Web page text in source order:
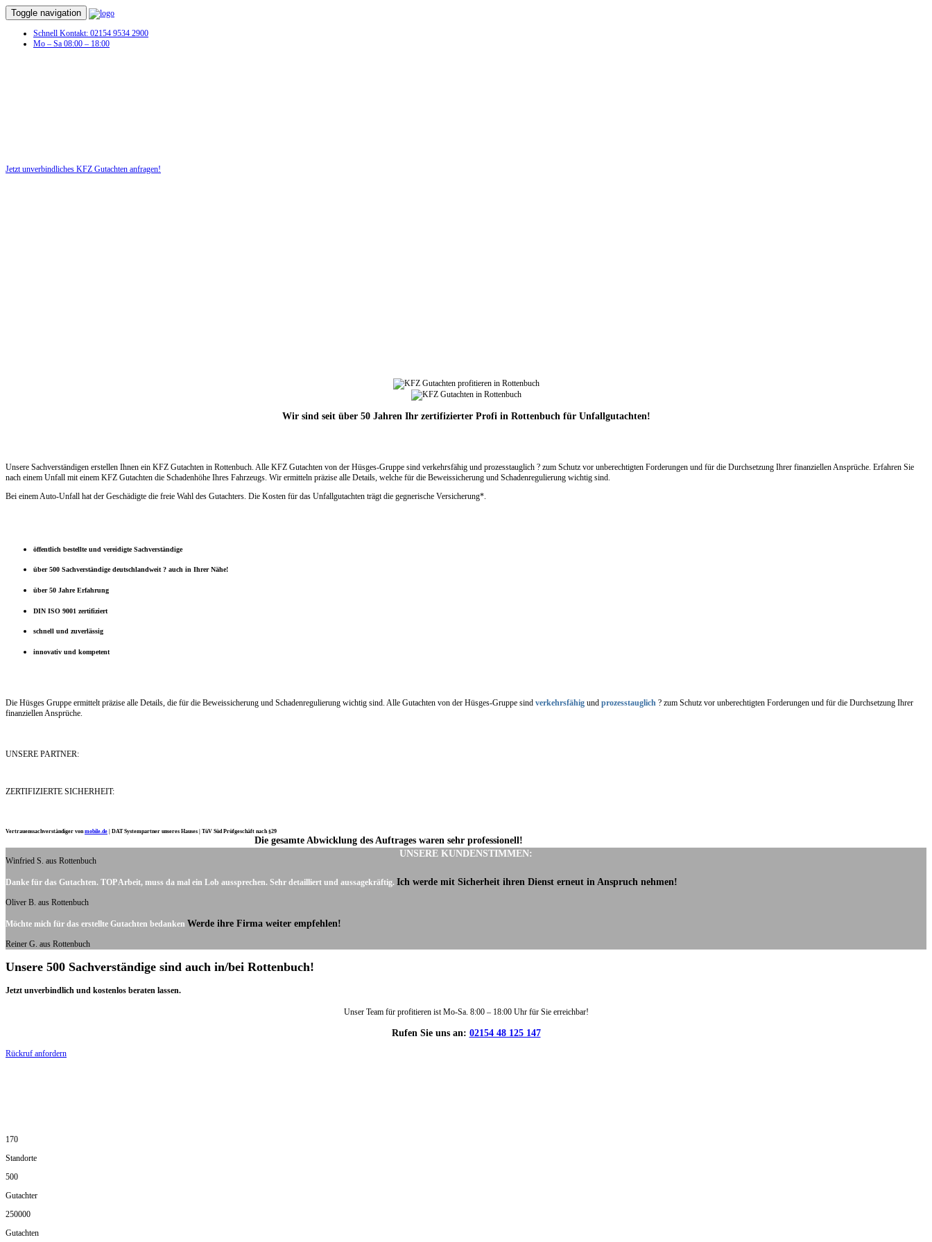
Toggle navigation
Schnell Kontakt: 02154 9534 2900
Mo – Sa 08:00 – 18:00
Jetzt unverbindliches KFZ Gutachten anfragen!
Wir sind seit über 50 Jahren Ihr zertifizierter Profi in Rottenbuch für Unfallgutachten!
Unsere Sachverständigen erstellen Ihnen ein KFZ Gutachten in Rottenbuch. Alle KFZ Gutachten von der Hüsges-Gruppe sind verkehrsfähig und prozesstauglich ? zum Schutz vor unberechtigten Forderungen und für die Durchsetzung Ihrer finanziellen Ansprüche. Erfahren Sie
nach einem Unfall mit einem KFZ Gutachten die Schadenhöhe Ihres Fahrzeugs. Wir ermitteln präzise alle Details, welche für die Beweissicherung und Schadenregulierung wichtig sind.
Bei einem Auto-Unfall hat der Geschädigte die freie Wahl des Gutachters. Die Kosten für das Unfallgutachten trägt die gegnerische Versicherung*.
öffentlich bestellte und vereidigte Sachverständige
über 500 Sachverständige deutschlandweit ? auch in Ihrer Nähe!
über 50 Jahre Erfahrung
DIN ISO 9001 zertifiziert
schnell und zuverlässig
innovativ und kompetent
Die Hüsges Gruppe ermittelt präzise alle Details, die für die Beweissicherung und Schadenregulierung wichtig sind. Alle Gutachten von der Hüsges-Gruppe sind verkehrsfähig und prozesstauglich ? zum Schutz vor unberechtigten Forderungen und für die Durchsetzung Ihrer
finanziellen Ansprüche.
UNSERE PARTNER:
ZERTIFIZIERTE SICHERHEIT:
Vertrauenssachverständiger vonmobile.de DAT Systempartner unseres Hauses | TüV Süd Prüfgeschäft nach §29
UNSERE KUNDENSTIMMEN:
Die gesamte Abwicklung des Auftrages waren sehr professionell!
Winfried S. aus Rottenbuch
Danke für das Gutachten. TOP Arbeit, muss da mal ein Lob aussprechen. Sehr detailliert und aussagekräftig. Ich werde mit Sicherheit ihren Dienst erneut in Anspruch nehmen!
Oliver B. aus Rottenbuch
Möchte mich für das erstellte Gutachten bedanken Werde ihre Firma weiter empfehlen!
Reiner G. aus Rottenbuch
Unsere 500 Sachverständige sind auch in/bei Rottenbuch!
Jetzt unverbindlich und kostenlos beraten lassen.
Unser Team für profitieren ist Mo-Sa. 8:00 – 18:00 Uhr für Sie erreichbar!
Rufen Sie uns an: 02154 48 125 147
Rückruf anfordern
170
Standorte
500
Gutachter
250000
Gutachten